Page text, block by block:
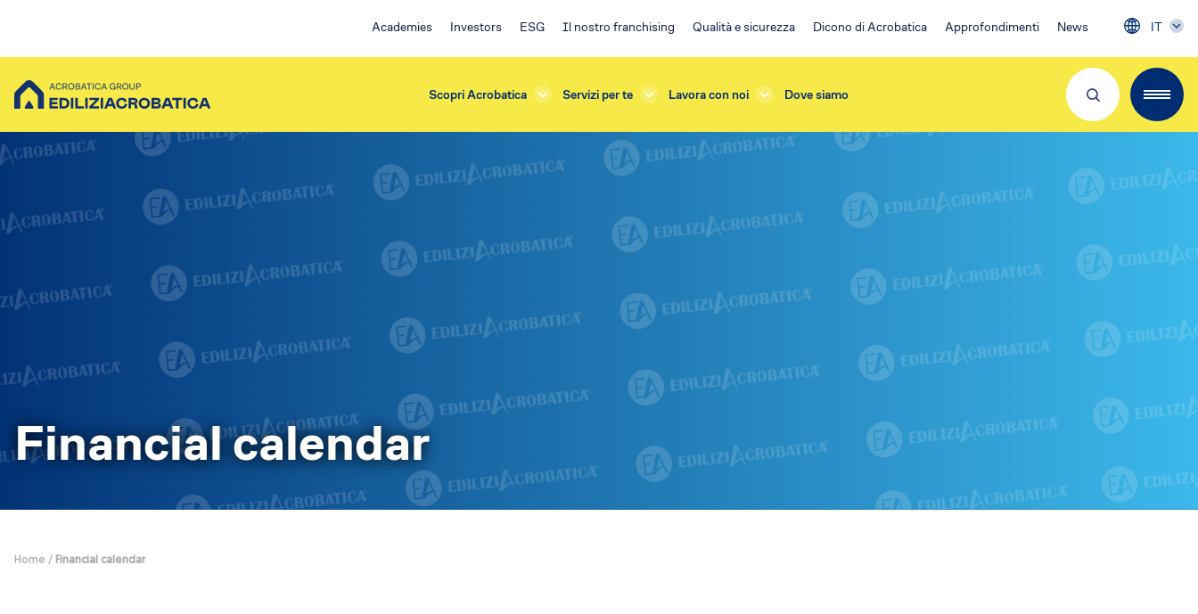
Academies Investors ESG Il nostro franchising Qualità e sicurezza Dicono di Acrobatica Approfondimenti News IT
Scopri Acrobatica
I nostri valori
Possibilità di finanziamento
Lavori su fune
Efficientamento energetico
Fotovoltaico
Restauri
Perchè EA
Ristrutturazioni e Manutenzioni
Installazione
Messa in sicurezza
Ispezioni e Verifiche
Investors
ESG
Impegno sociale
Governance
Il progetto
Il pacchetto Franchising di EA
Partner e Clienti
Visita 👉
Sede legale: Via Turati 29
Scopri Acrobatica Servizi per te Lavora con noi Dove siamo
Financial calendar
Home / Financial calendar